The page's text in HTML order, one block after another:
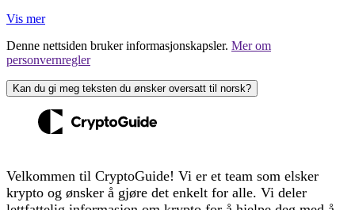
Vis mer
Denne nettsiden bruker informasjonskapsler. Mer om
personvernregler
Kan du gi meg teksten du ønsker oversatt til norsk?
Velkommen til CryptoGuide! Vi er et team som elsker
krypto og ønsker å gjøre det enkelt for alle. Vi deler